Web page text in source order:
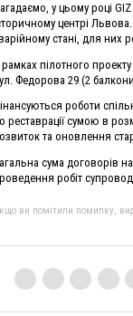
у цьому році
центрі
стані, для них
пілотного
Федорова 29 (2
роботи
реставрації сумою в
та оновлення
сума договорів
робіт
ви помітили помилку,